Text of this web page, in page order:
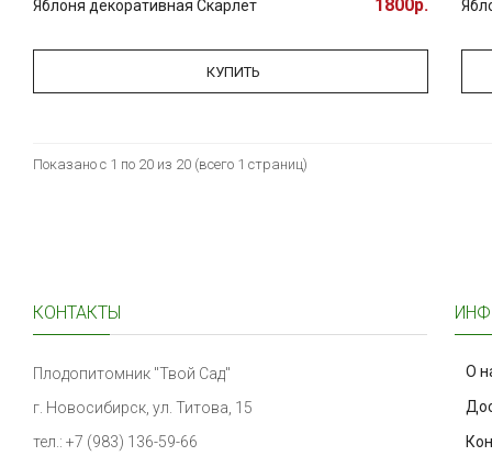
Яблоня декоративная Скарлет 1800р.
КУПИТЬ
Показано с 1 по 20 из 20 (всего 1 страниц)
КОНТАКТЫ
Плодопитомник "Твой Сад"
г. Новосибирск, ул. Титова, 15
тел.: +7 (983) 136-59-66
О